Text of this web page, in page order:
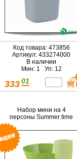
Код товара: 473856
Артикул: 433274000
В наличии
Мин: 1 Уп: 12
333 01
Набор мини на 4
персоны Summer time